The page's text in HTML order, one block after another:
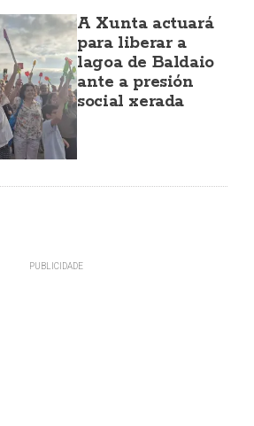
A Xunta actuará
para liberar a
lagoa de Baldaio
ante a presión
social xerada